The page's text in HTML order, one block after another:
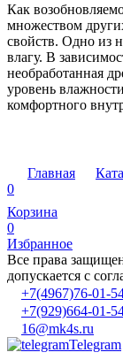
Как
множеством
свойств. Одно из
влагу. В
необработанная
уровень
комфортного
Главная
0
Корзина
0
Избранное
Все права
допускается с
+7(4967)76-01-
+7(929)664-01-
16@mk4s.ru
Telegram